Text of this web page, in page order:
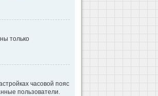
только
часовой пояс
пользователи.